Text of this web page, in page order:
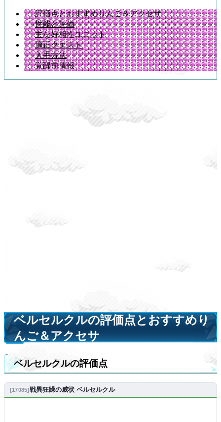
評価点とおすすめりんご＆アクセサ
性能と評価
主な好相性ユニット
適正クエスト
入手方法
覚醒前情報
ベルセルクルの評価点とおすすめり
んご＆アクセサ
ベルセルクルの評価点
17085 戦異狂躁の威状 ベルセルクル